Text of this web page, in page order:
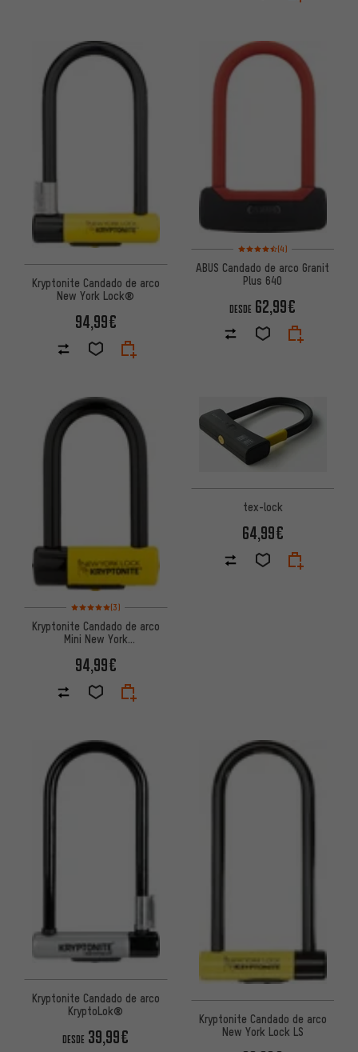
Kryptonite Candado de arco
New York Lock®
94,99€
Valoración media: 4,5 de 5
(4)
ABUS Candado de arco Granit
Plus 640
DESDE 62,99€
Valoración media: 5 de 5 basada en 3 reseñas
(3)
Kryptonite Candado de arco
Mini New York
94,99€
tex-lock
64,99€
Kryptonite Candado de arco
KryptoLok®
DESDE 39,99€
Kryptonite Candado de arco
New York Lock LS